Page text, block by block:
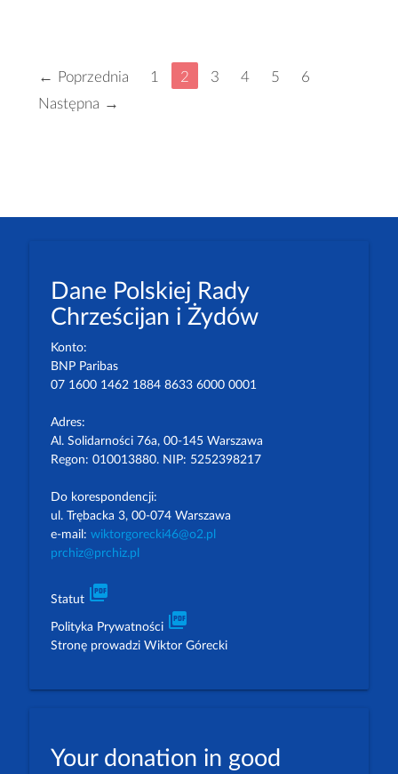
← Poprzednia 1 2 3 4 5
6
Następna →
Dane Polskiej Rady
Chrześcijan i Żydów
Konto:
BNP Paribas
07 1600 1462 1884 8633 6000 0001
Adres:
Al. Solidarności 76a, 00-145 Warszawa
Regon: 010013880. NIP: 5252398217
Do korespondencji:
ul. Trębacka 3, 00-074 Warszawa
e-mail: wiktorgorecki46@o2.pl
prchiz@prchiz.pl
Statut picture_as_pdf
Polityka Prywatności picture_as_pdf
Stronę prowadzi Wiktor Górecki
Your donation in good